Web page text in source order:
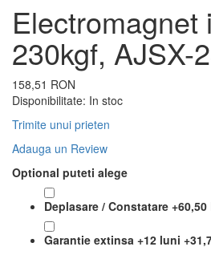
Electromagnet
230kgf, AJSX-
158,51 RON
Disponibilitate: In stoc
Trimite unui prieten
Adauga un Review
Optional puteti alege
Deplasare / Constatare +60,50
Garantie extinsa +12 luni +